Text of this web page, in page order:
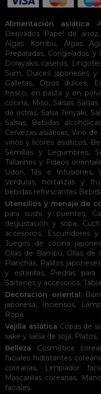
Alimentación asiática
Derivados
Papel de arroz,
Algas Kombu, Algas
Preparadas, Congelados y
Dorayakis caseros,
Sum, Dulces japoneses y
Galletas, Otros dulces,
fresco, en pasta y en
cocina, Miso, Salsas
de ostras, Salsa Teriyaki,
Salsas, Bebidas alcohólicas
Cervezas asiáticas, Vino de
vinos y licores asiáticos,
Semillas y Legumbres,
Tallarines y Fideos
Udon,Tés e Infusiones,
Verduras, hortalizas y
bebidas refrescantes
Utensilios y menaje de
para sushi y puentes,
degustación y sopa,
accesorios, Escurridores
Juegos de cocina
Ollas de Bambú, Ollas de
Planchas, Palillos
y esterillas, Piedras para
Sartenes y accesorios,
Decoración oriental
japonesa, Inciensos,
Ropa.
Vajilla asiática Copas de
sake y salsa de soja, Platos,
Belleza
Cosmética
faciales hidratantes
coreanas, Limpiador
Mascarillas coreanas,
faciales.